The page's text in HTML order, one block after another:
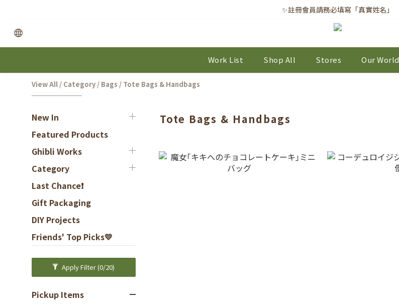
✨註冊會員請務必填寫「真實姓名」
✨註冊會員請務必填寫「真實姓名」
｜每月8日｜會員滿千免運日
✨註冊會員請務必填寫「真實姓名」
Work List Shop All Stores Our World
View All / Category / Bags / Tote Bags & Handbags
New In
Featured Products
Ghibli Works
Category
Last Chance❗
Gift Packaging
DIY Projects
Friends' Top Picks💛
Apply Filter(0/20)
Pickup Items
Tote Bags & Handbags